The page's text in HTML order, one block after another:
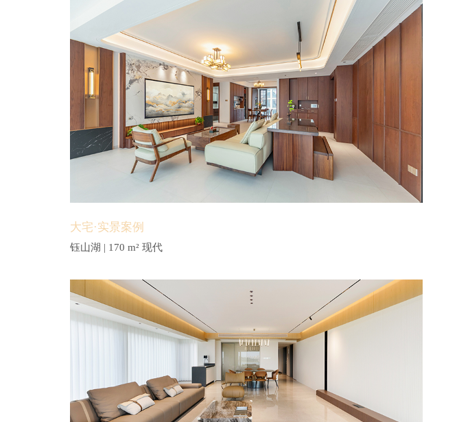
大宅·实景案例
钰山湖 | 170 m² 现代